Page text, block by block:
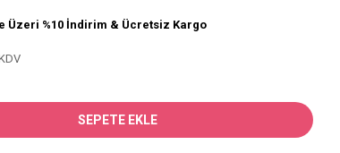
Üzeri %10 İndirim & Ücretsiz Kargo
SEPETE EKLE